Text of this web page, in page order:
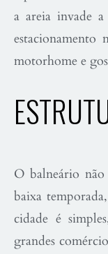
a areia invade
motorhome e
O balneário
baixa
cidade é
grandes